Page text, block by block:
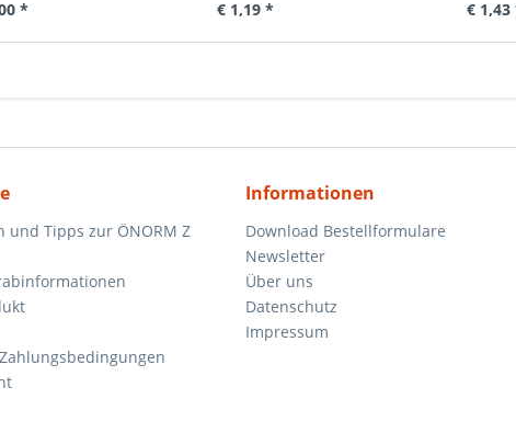
* € 1,19 * € 1,43
und Tipps zur ÖNORM Z
Informationen
Download Bestellformulare
Newsletter
Über uns
Datenschutz
Impressum